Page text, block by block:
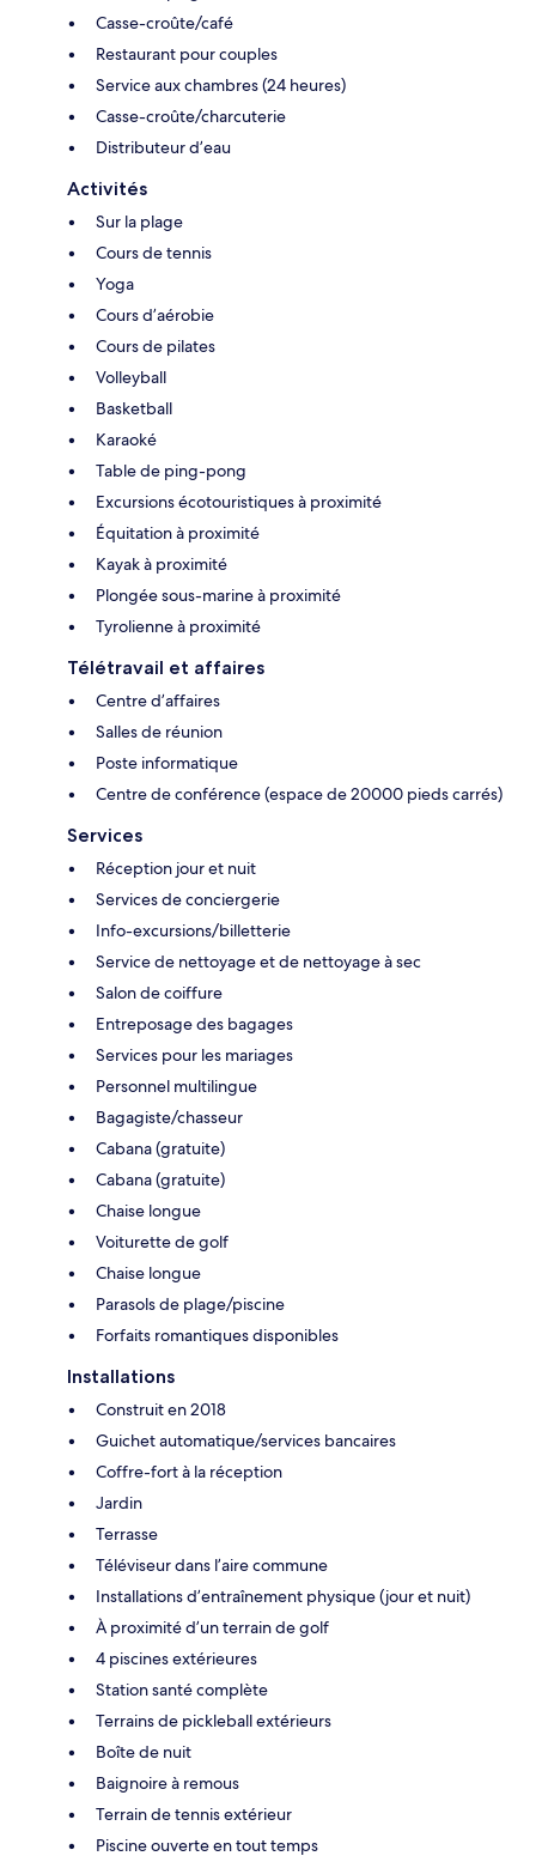
Casse-croûte/café
Restaurant pour couples
Service aux chambres (24 heures)
Casse-croûte/charcuterie
Distributeur d’eau
Activités
Sur la plage
Cours de tennis
Yoga
Cours d’aérobie
Cours de pilates
Volleyball
Basketball
Karaoké
Table de ping-pong
Excursions écotouristiques à proximité
Équitation à proximité
Kayak à proximité
Plongée sous-marine à proximité
Tyrolienne à proximité
Télétravail et affaires
Centre d’affaires
Salles de réunion
Poste informatique
Centre de conférence (espace de 20000 pieds carrés)
Services
Réception jour et nuit
Services de conciergerie
Info-excursions/billetterie
Service de nettoyage et de nettoyage à sec
Salon de coiffure
Entreposage des bagages
Services pour les mariages
Personnel multilingue
Bagagiste/chasseur
Cabana (gratuite)
Cabana (gratuite)
Chaise longue
Voiturette de golf
Chaise longue
Parasols de plage/piscine
Forfaits romantiques disponibles
Installations
Construit en 2018
Guichet automatique/services bancaires
Coffre-fort à la réception
Jardin
Terrasse
Téléviseur dans l’aire commune
Installations d’entraînement physique (jour et nuit)
À proximité d’un terrain de golf
4 piscines extérieures
Station santé complète
Terrains de pickleball extérieurs
Boîte de nuit
Baignoire à remous
Terrain de tennis extérieur
Piscine ouverte en tout temps